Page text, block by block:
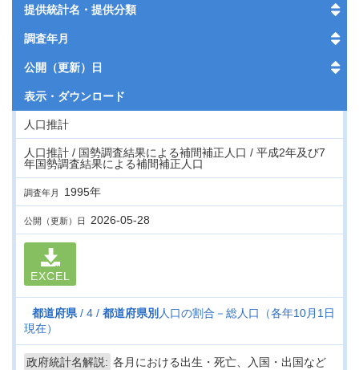
提供統計名・提供分類
調査年月
公開（更新）日
表示・ ダウンロード
人口推計
人口推計 / 国勢調査結果による補間補正人口 / 平成2年及び7
年国勢調査結果による補間補正人口
調査年月 1995年
公開（更新）日 2026-05-28
EXCEL
都道府県 4 都道府県別 人口の割合－総人口（各年10月1日
現在）
政府統計名解説: 各月における出生・死亡、入国・出国など